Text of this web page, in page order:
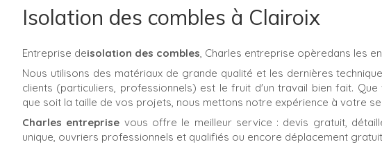
Isolation des combles à Clairoix
Entreprise deisolation des combles, Charles entreprise opèredans les
Nous utilisons des matériaux de grande qualité et les dernières
clients (particuliers, professionnels) est le fruit d'un travail bien fait.
que soit la taille de vos projets, nous mettons notre expérience à votre
Charles entreprise vous offre le meilleur service : devis gratuit,
unique, ouvriers professionnels et qualifiés ou encore déplacement